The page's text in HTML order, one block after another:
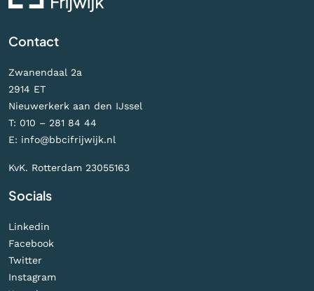
Contact
Zwanendaal 2a
2914 ET
Nieuwerkerk aan den IJssel
T: 010 – 281 84 44
E: info@bbcifrijwijk.nl
KvK. Rotterdam 23055163
Socials
Linkedin
Facebook
Twitter
Instagram